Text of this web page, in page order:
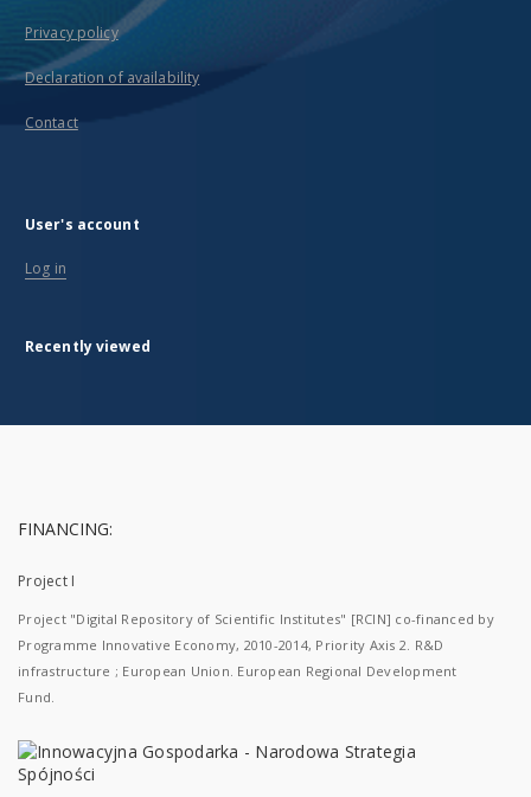
Privacy policy
Declaration of availability
Contact
User's account
Log in
Recently viewed
FINANCING:
Project I
Project "Digital Repository of Scientific Institutes" [RCIN] co-financed by
Programme Innovative Economy, 2010-2014, Priority Axis 2. R&D
infrastructure ; European Union. European Regional Development
Fund.